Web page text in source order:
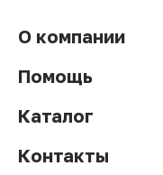
О компании
Помощь
Каталог
Контакты